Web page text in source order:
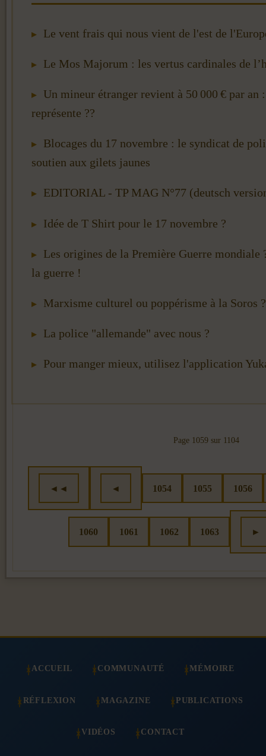
Le vent frais qui nous vient de l'est de
Le Mos Majorum : les vertus cardinales de
Un mineur étranger revient à 50 000 € par an
représente ??
Blocages du 17 novembre : le syndicat de
soutien aux gilets jaunes
EDITORIAL - TP MAG N°77 (deutsch
Idée de T Shirt pour le 17 novembre ?
Les origines de la Première Guerre mondiale
la guerre !
Marxisme culturel ou poppérisme à la Soros ?
La police "allemande" avec nous ?
Pour manger mieux, utilisez l'application
Page 1059 sur 1104
◄◄ ◄ 1054 1055 1056
1060 1061 1062 1063 ►
ACCUEIL COMMUNAUTÉ MÉMOIRE
RÉFLEXION MAGAZINE PUBLICATIONS
VIDÉOS CONTACT